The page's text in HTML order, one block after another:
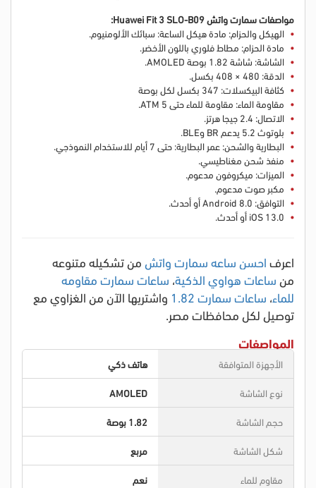
مواصفات سمارت واتش Huawei Fit 3 SLO-B09:
الهيكل والحزام: مادة هيكل الساعة: سبائك الألومنيوم.
مادة الحزام: مطاط فلوري باللون الأخضر.
الشاشة: شاشة 1.82 بوصة AMOLED.
الدقة: 480 × 408 بكسل.
كثافة البيكسلات: 347 بكسل لكل بوصة
مقاومة الماء: مقاومة للماء حتى 5 ATM.
الاتصال: 2.4 جيجا هرتز.
بلوتوث 5.2 يدعم BR وBLE.
البطارية والشحن: عمر البطارية: حتى 7 أيام للاستخدام النموذجي.
منفذ شحن مغناطيسي.
الميزات: ميكروفون مدعوم.
مكبر صوت مدعوم.
التوافق: Android 8.0 أو أحدث.
iOS 13.0 أو أحدث.
اعرفاحسن ساعه سمارت واتش من تشكيله متنوعه
من ساعات هواوي الذكية، ساعات سمارت مقاومه
للماء، ساعات سمارت 1.82
واشتريها الآن من الغزاوي مع
توصيل لكل محافظات مصر.
المواصفات
الأجهزة المتوافقة
هاتف ذكي
نوع الشاشة
AMOLED
حجم الشاشة
1.82 بوصة
شكل الشاشة
مربع
مقاوم للماء
نعم